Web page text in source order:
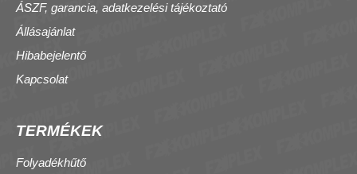
ÁSZF, garancia, adatkezelési tájékoztató
Állásajánlat
Hibabejelentő
Kapcsolat
TERMÉKEK
Folyadékhűtő